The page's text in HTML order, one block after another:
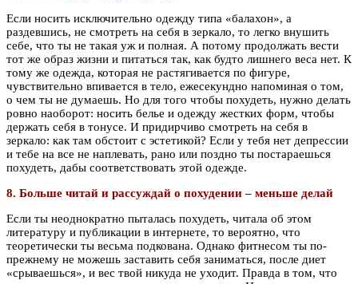
Если носить исключительно одежду типа «балахон», а
раздевшись, не смотреть на себя в зеркало, то легко внушить
себе, что ты не такая уж и полная. А потому продолжать вести
тот же образ жизни и питаться так, как будто лишнего веса нет. К
тому же одежда, которая не растягивается по фигуре,
чувствительно впивается в тело, ежесекундно напоминая о том,
о чем ты не думаешь. Но для того чтобы похудеть, нужно делать
ровно наоборот: носить белье и одежду жестких форм, чтобы
держать себя в тонусе. И придирчиво смотреть на себя в
зеркало: как там обстоит с эстетикой? Если у тебя нет депрессии
и тебе на все не наплевать, рано или поздно ты постараешься
похудеть, дабы соответствовать этой одежде.
8. Больше читай и рассуждай о похудении – меньше делай
Если ты неоднократно пыталась похудеть, читала об этом
литературу и публикации в интернете, то вероятно, что
теоретически ты весьма подкована. Однако фитнесом ты по-
прежнему не можешь заставить себя заниматься, после диет
«срываешься», и вес твой никуда не уходит. Правда в том, что